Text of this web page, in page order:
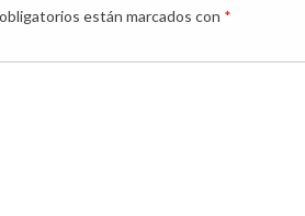
están marcados con *